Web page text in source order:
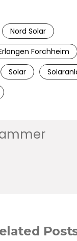
Nord Solar
Forchheim
Solar